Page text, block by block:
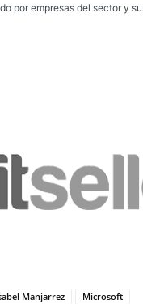
por empresas del sector y
Manjarrez Microsoft